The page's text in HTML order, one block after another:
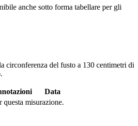
anche sotto forma tabellare per gli
circonferenza del fusto a 130 centimetri di
Data
questa misurazione.